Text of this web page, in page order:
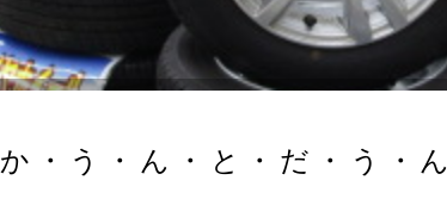
か・う・ん・と・だ・う・ん